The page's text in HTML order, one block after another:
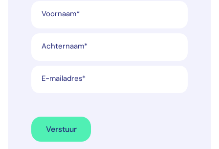
Voornaam*
Achternaam*
E-mailadres*
Verstuur